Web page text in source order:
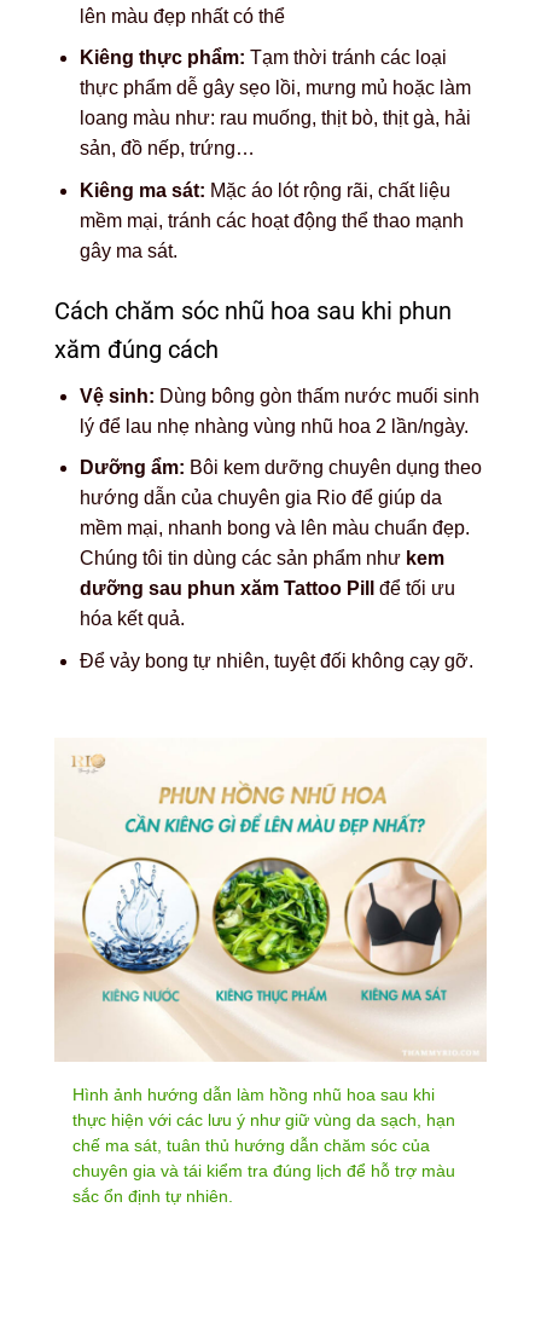
lên màu đẹp nhất có thể
Kiêng thực phẩm: Tạm thời tránh các loại
thực phẩm dễ gây sẹo lồi, mưng mủ hoặc làm
loang màu như: rau muống, thịt bò, thịt gà, hải
sản, đồ nếp, trứng…
Kiêng ma sát: Mặc áo lót rộng rãi, chất liệu
mềm mại, tránh các hoạt động thể thao mạnh
gây ma sát.
Cách chăm sóc nhũ hoa sau khi phun
xăm đúng cách
Vệ sinh: Dùng bông gòn thấm nước muối sinh
lý để lau nhẹ nhàng vùng nhũ hoa 2 lần/ngày.
Dưỡng ẩm: Bôi kem dưỡng chuyên dụng theo
hướng dẫn của chuyên gia Rio để giúp da
mềm mại, nhanh bong và lên màu chuẩn đẹp.
Chúng tôi tin dùng các sản phẩm như kem
dưỡng sau phun xăm Tattoo Pill
để tối ưu
hóa kết quả.
Để vảy bong tự nhiên, tuyệt đối không cạy gỡ.
Hình ảnh hướng dẫn làm hồng nhũ hoa sau khi
thực hiện với các lưu ý như giữ vùng da sạch, hạn
chế ma sát, tuân thủ hướng dẫn chăm sóc của
chuyên gia và tái kiểm tra đúng lịch để hỗ trợ màu
sắc ổn định tự nhiên.